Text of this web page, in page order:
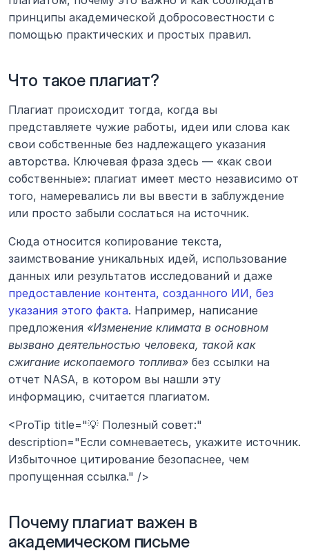
принципы академической добросовестности с
помощью практических и простых правил.
Что такое плагиат?
Плагиат происходит тогда, когда вы
представляете чужие работы, идеи или слова как
свои собственные без надлежащего указания
авторства. Ключевая фраза здесь — «как свои
собственные»: плагиат имеет место независимо от
того, намеревались ли вы ввести в заблуждение
или просто забыли сослаться на источник.
Сюда относится копирование текста,
заимствование уникальных идей, использование
предоставление контента, созданного ИИ, без
указания этого факта. Например, написание
предложения «Изменение климата в основном
вызвано деятельностью человека, такой как
сжигание ископаемого топлива» без ссылки на
отчет NASA, в котором вы нашли эту
информацию, считается плагиатом.
<ProTip title="💡 Полезный совет:"
description="Если сомневаетесь, укажите источник.
Избыточное цитирование безопаснее, чем
пропущенная ссылка." />
Почему плагиат важен в
академическом письме